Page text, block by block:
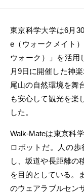
東京科学大学は6月
e（ウォークメイト
ウォーク）」を活用
月9日に開催した神
尾山の自然環境を舞
も安心して観光を楽
した。
Walk-Mateは東京科
ロボットだ。人の
し、坂道や長距離の
を目的としている。
のウェアラブルセン